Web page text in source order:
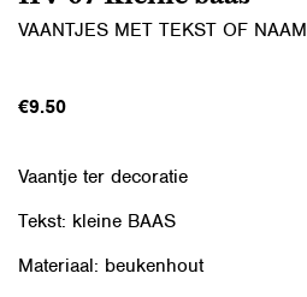
VAANTJES MET TEKST OF NAAM
€9.50
Vaantje ter decoratie
Tekst: kleine BAAS
Materiaal: beukenhout